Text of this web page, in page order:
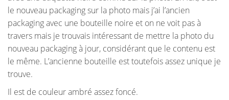
le nouveau packaging sur la photo mais j’ai l’ancien
packaging avec une bouteille noire et on ne voit pas à
travers mais je trouvais intéressant de mettre la photo du
nouveau packaging à jour, considérant que le contenu est
le même. L’ancienne bouteille est toutefois assez unique je
trouve.
Il est de couleur ambré assez foncé.